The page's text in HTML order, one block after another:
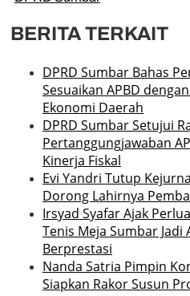
BERITA TERKAIT
DPRD Sumbar Bahas
Sesuaikan APBD
Ekonomi Daerah
DPRD Sumbar Setujui
Pertanggungjawaban
Kinerja Fiskal
Evi Yandri Tutup
Dorong Lahirnya
Irsyad Syafar Ajak
Tenis Meja Sumbar Jadi
Berprestasi
Nanda Satria Pimpin
Siapkan Rakor Susun